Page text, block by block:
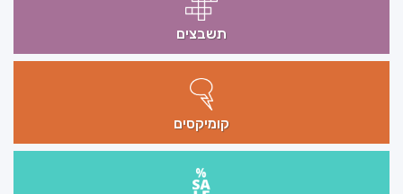
תשבצים
קומיקסים